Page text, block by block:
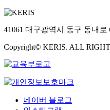
41061 대구광역시 동구 동내로
Copyright© KERIS. ALL
네이버 블로그